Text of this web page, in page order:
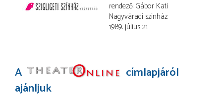
rendező Gábor Kati
Nagyváradi színház
1989. július 21.
A
címlapjáról
ajánljuk